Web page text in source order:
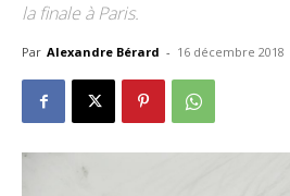
la finale à Paris.
Par Alexandre Bérard - 16 décembre 2018